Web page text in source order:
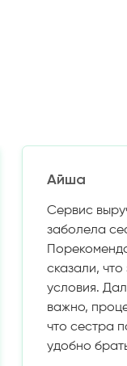
Айша
Сервис
заболела
сказали,
условия.
важно,
что сестра
удобно